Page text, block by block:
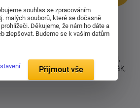
PETRA se vyrábí v délce 160,
moření buk, olše, třešeň, tabák,
...
souhlas se zpracováním
malých souborů, které se dočasně
Děkujeme, že nám ho dáte a
zlepšovat. Budeme se k vašim datům
Přijmout vše